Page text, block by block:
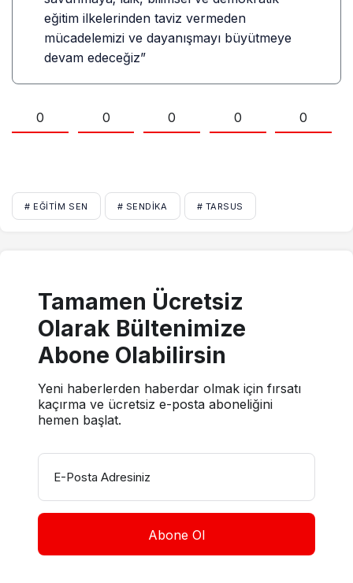
eğitim ilkelerinden taviz vermeden
mücadelemizi ve dayanışmayı büyütmeye
devam edeceğiz”
0 0 0 0 0
# EĞITIM SEN # SENDIKA # TARSUS
Tamamen Ücretsiz
Olarak Bültenimize
Abone Olabilirsin
Yeni haberlerden haberdar olmak için fırsatı
kaçırma ve ücretsiz e-posta aboneliğini
hemen başlat.
E-Posta Adresiniz